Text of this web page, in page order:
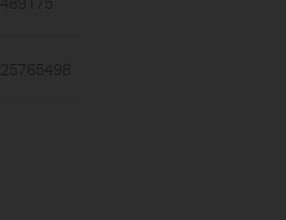
25765498